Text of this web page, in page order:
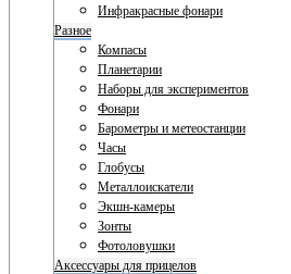
Инфракрасные фонари
Разное
Компасы
Планетарии
Наборы для экспериментов
Фонари
Барометры и метеостанции
Часы
Глобусы
Металлоискатели
Экшн-камеры
Зонты
Фотоловушки
Аксессуары для прицелов